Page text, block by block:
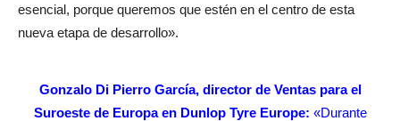
esencial, porque queremos que estén en el centro de esta
nueva etapa de desarrollo».
Gonzalo Di Pierro García, director de Ventas para el
Suroeste de Europa en Dunlop Tyre Europe: «Durante